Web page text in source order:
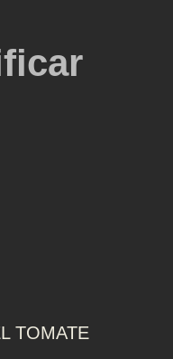
TOMATE